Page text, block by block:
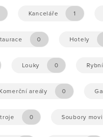
Kanceláře 1
0 Hotely
Louky 0
Komerční areály 0
0 Soubory